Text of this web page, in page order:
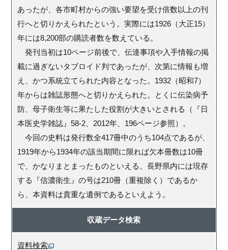
あったが、各市町村からの強い要望を受け倍数以上の刊
行へと切りかえられたという。実際には1926（大正15）
年には8,200部の購読者数を数えている。
発刊当初は10ページ前後で、伝達事項や入手情報の掲
載に過ぎないタブロイド判であったが、次第に情報も増
え、かつ系統立てられた内容となった。1932（昭和7）
年からは雑誌形態へと切りかえられた。とくに伝染病予
防、母子衛生等に果たした役割が大きいとされる（『日
本医史学雑誌』58-2、2012年、196ページ参照）。
今回の史料は発行数全417冊中のうち104点であるが、
1919年から1934年の該当期間に限れば欠本冊数は10冊
で、かなりまとまったものといえる。長野県内には現存
する『信濃衛生』の号は210冊（重複除く）であるか
ら、本資料は貴重な遺例であるといえよう。
収蔵データ検索
資料検索